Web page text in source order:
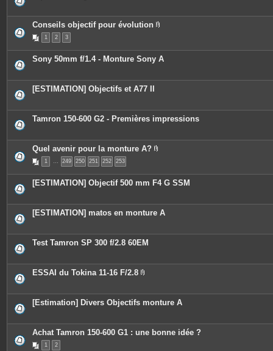
Conseils objectif pour évolution
c
e
o
e
s
1 2 3
Sony 50mm f/1.4 - Monture Sony A
[ESTIMATION] Objectifs et A77 II
Tamron 150-600 G2 - Premières impressions
Quel avenir pour la monture A?
c
e
o
e
1 … 249 250 251 252 253
[ESTIMATION] Objectif 500 mm F4 G SSM
[ESTIMATION] matos en monture A
Test Tamron SP 300 f/2.8 60EM
ESSAI du Tokina 11-16 F/2.8
è
c
j
o
i
[Estimation] Divers Objectifs monture A
Achat Tamron 150-600 G1 : une bonne idée ?
1 2